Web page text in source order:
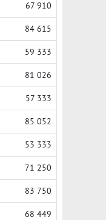
67 910
84 615
59 333
81 026
57 333
85 052
53 333
71 250
83 750
68 449